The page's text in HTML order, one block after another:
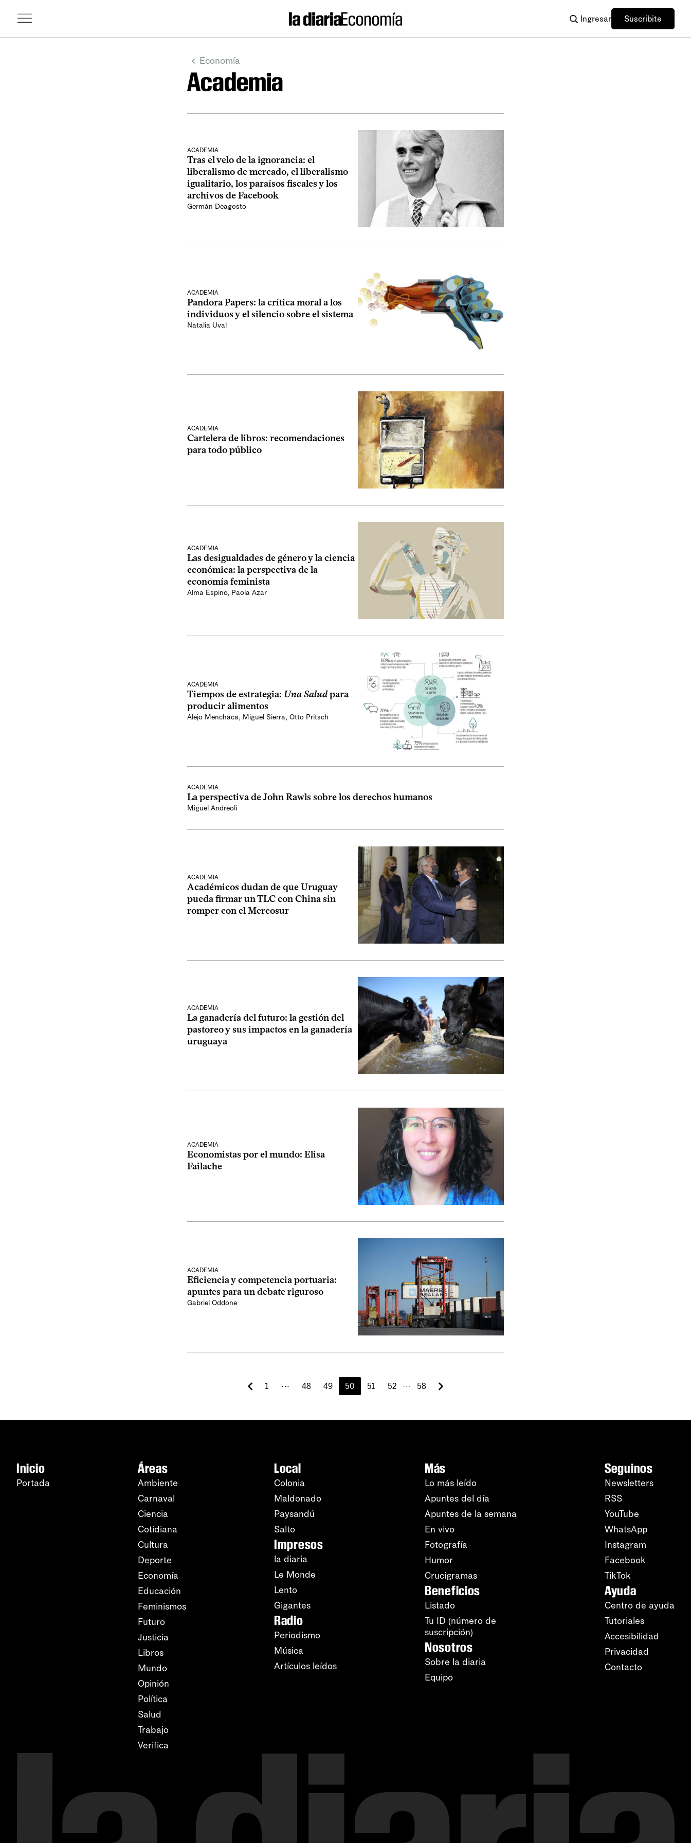
Ingresar Suscribite
Economía
Academia
ACADEMIA
Tras el velo de la ignorancia: el
liberalismo de mercado, el liberalismo
igualitario, los paraísos fiscales y los
archivos de Facebook
Germán Deagosto
ACADEMIA
Pandora Papers: la crítica moral a los
individuos y el silencio sobre el sistema
Natalia Uval
ACADEMIA
Cartelera de libros: recomendaciones
para todo público
ACADEMIA
Las desigualdades de género y la ciencia
económica: la perspectiva de la
economía feminista
Alma Espino, Paola Azar
ACADEMIA
Tiempos de estrategia: Una Saludpara
producir alimentos
Alejo Menchaca, Miguel Sierra, Otto Pritsch
ACADEMIA
La perspectiva de John Rawls sobre los derechos humanos
Miguel Andreoli
ACADEMIA
Académicos dudan de que Uruguay
pueda firmar un TLC con China sin
romper con el Mercosur
ACADEMIA
La ganadería del futuro: la gestión del
pastoreo y sus impactos en la ganadería
uruguaya
ACADEMIA
Economistas por el mundo: Elisa
Failache
ACADEMIA
Eficiencia y competencia portuaria:
apuntes para un debate riguroso
Gabriel Oddone
1 ⋯ 48 49 50 51 52 ⋯ 58
Inicio
Portada
Áreas
Ambiente
Carnaval
Ciencia
Cotidiana
Cultura
Deporte
Economía
Educación
Feminismos
Futuro
Justicia
Libros
Mundo
Opinión
Política
Salud
Trabajo
Verifica
Local
Colonia
Maldonado
Paysandú
Salto
Impresos
la diaria
Le Monde
Lento
Gigantes
Radio
Periodismo
Música
Artículos leídos
Más
Lo más leído
Apuntes del día
Apuntes de la semana
En vivo
Fotografía
Humor
Crucigramas
Beneficios
Listado
Tu ID (número de
suscripción)
Nosotros
Sobre la diaria
Equipo
Seguinos
Newsletters
RSS
YouTube
WhatsApp
Instagram
Facebook
TikTok
Ayuda
Centro de ayuda
Tutoriales
Accesibilidad
Privacidad
Contacto